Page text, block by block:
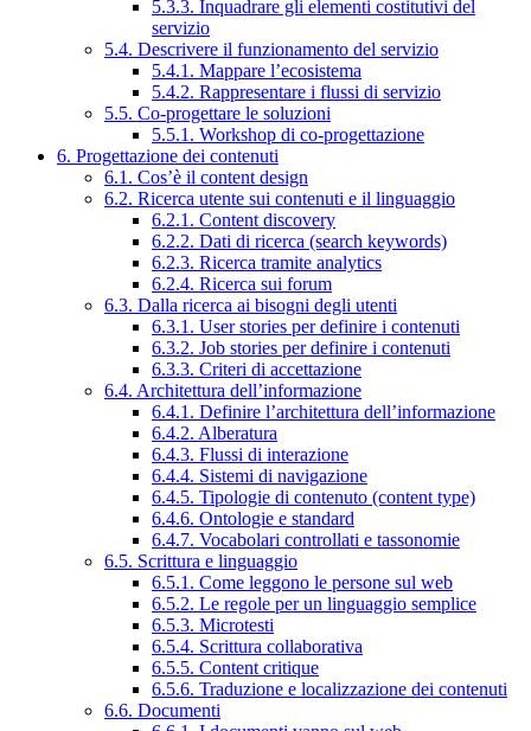
5.3.3. Inquadrare gli elementi costitutivi del
servizio
5.4. Descrivere il funzionamento del servizio
5.4.1. Mappare l’ecosistema
5.4.2. Rappresentare i flussi di servizio
5.5. Co-progettare le soluzioni
5.5.1. Workshop di co-progettazione
6. Progettazione dei contenuti
6.1. Cos’è il content design
6.2. Ricerca utente sui contenuti e il linguaggio
6.2.1. Content discovery
6.2.2. Dati di ricerca (search keywords)
6.2.3. Ricerca tramite analytics
6.2.4. Ricerca sui forum
6.3. Dalla ricerca ai bisogni degli utenti
6.3.1. User stories per definire i contenuti
6.3.2. Job stories per definire i contenuti
6.3.3. Criteri di accettazione
6.4. Architettura dell’informazione
6.4.1. Definire l’architettura dell’informazione
6.4.2. Alberatura
6.4.3. Flussi di interazione
6.4.4. Sistemi di navigazione
6.4.5. Tipologie di contenuto (content type)
6.4.6. Ontologie e standard
6.4.7. Vocabolari controllati e tassonomie
6.5. Scrittura e linguaggio
6.5.1. Come leggono le persone sul web
6.5.2. Le regole per un linguaggio semplice
6.5.3. Microtesti
6.5.4. Scrittura collaborativa
6.5.5. Content critique
6.5.6. Traduzione e localizzazione dei contenuti
6.6. Documenti